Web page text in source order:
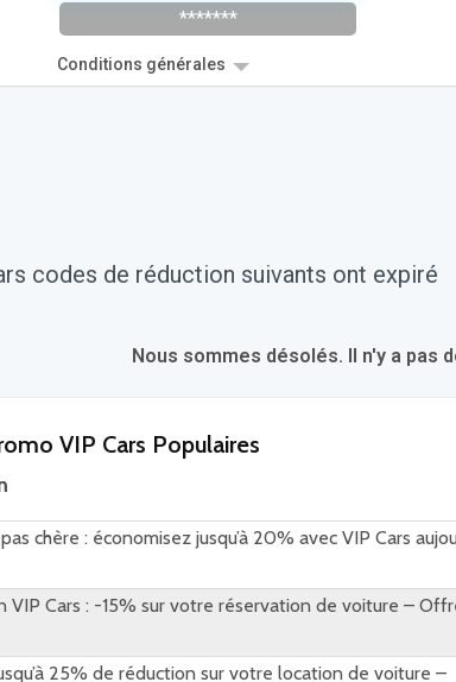
*******
Conditions générales
codes de réduction suivants ont expiré
Nous sommes désolés. Il n'y a pas
VIP Cars Populaires
chère : économisez jusqu’à 20% avec VIP Cars
VIP Cars : -15% sur votre réservation de voiture –
25% de réduction sur votre location de voiture –